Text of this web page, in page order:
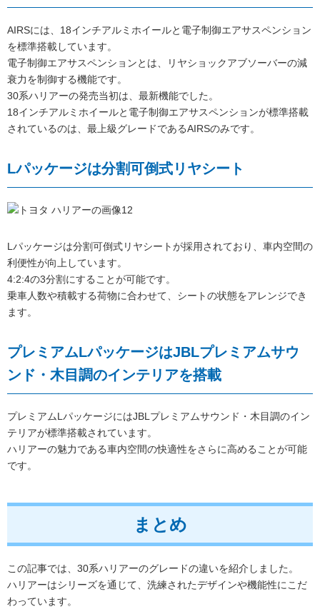
AIRSには、18インチアルミホイールと電子制御エアサスペンション
を標準搭載しています。
電子制御エアサスペンションとは、リヤショックアブソーバーの減
衰力を制御する機能です。
30系ハリアーの発売当初は、最新機能でした。
18インチアルミホイールと電子制御エアサスペンションが標準搭載
されているのは、最上級グレードであるAIRSのみです。
Lパッケージは分割可倒式リヤシート
Lパッケージは分割可倒式リヤシートが採用されており、車内空間の
利便性が向上しています。
4:2:4の3分割にすることが可能です。
乗車人数や積載する荷物に合わせて、シートの状態をアレンジでき
ます。
プレミアムLパッケージはJBLプレミアムサウ
ンド・木目調のインテリアを搭載
プレミアムLパッケージにはJBLプレミアムサウンド・木目調のイン
テリアが標準搭載されています。
ハリアーの魅力である車内空間の快適性をさらに高めることが可能
です。
まとめ
この記事では、30系ハリアーのグレードの違いを紹介しました。
ハリアーはシリーズを通じて、洗練されたデザインや機能性にこだ
わっています。